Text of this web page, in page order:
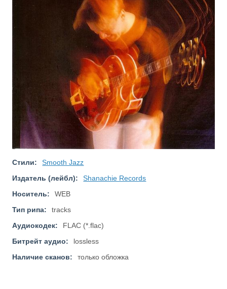
Стили:
Smooth Jazz
Издатель (лейбл):
Shanachie Records
Носитель:
WEB
Тип рипа:
tracks
Аудиокодек:
FLAC (*.flac)
Битрейт аудио:
lossless
Наличие сканов:
только обложка